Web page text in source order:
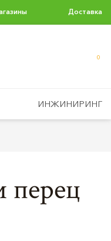
Доставка
0
ИНЖИНИРИНГ
перец